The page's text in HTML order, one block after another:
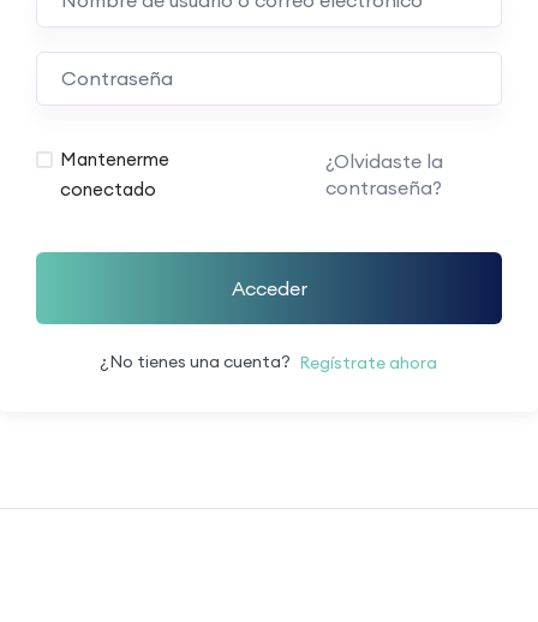
Mantenerme
conectado
¿Olvidaste la
contraseña?
Acceder
¿No tienes una cuenta? Regístrate ahora